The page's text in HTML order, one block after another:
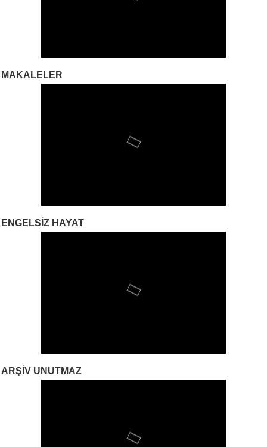
MAKALELER
ENGELSIZ HAYAT
ARŞIV UNUTMAZ